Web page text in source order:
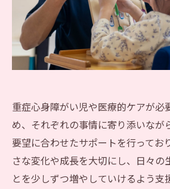
重症心身障がい児や医療的ケアが必
め、それぞれの事情に寄り添いなが
要望に合わせたサポートを行ってお
さな変化や成長を大切にし、日々の
とを少しずつ増やしていけるよう支